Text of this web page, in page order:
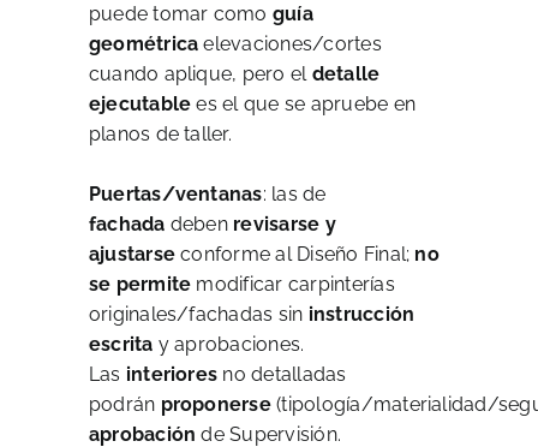
puede tomar como guía
geométrica elevaciones/cortes
cuando aplique, pero el detalle
ejecutable es el que se apruebe en
planos de taller.
Puertas/ventanas: las de
fachada deben revisarse y
ajustarse conforme al Diseño Final; no
se permite modificar carpinterías
originales/fachadas sin instrucción
escrita y aprobaciones.
Las interiores no detalladas
podrán proponerse(tipología/materialidad/
aprobación de Supervisión.